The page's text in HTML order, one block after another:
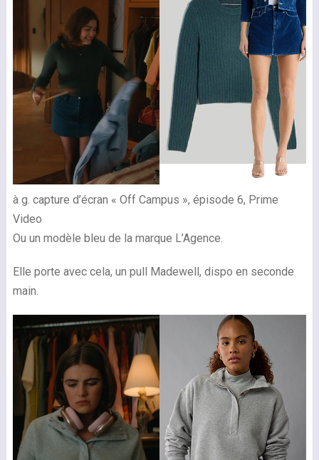
à g. capture d’écran « Off Campus », épisode 6, Prime
Video
Ou un modèle bleu de la marque L’Agence.
Elle porte avec cela, un pull Madewell, dispo en seconde
main.